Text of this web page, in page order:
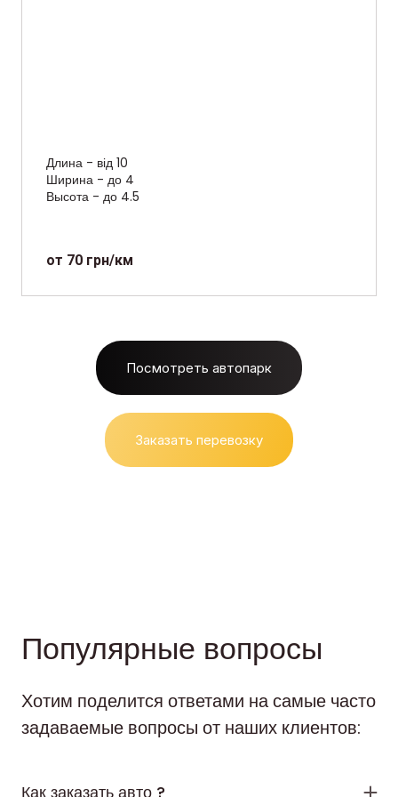
Длина - від 10
Ширина - до 4
Высота - до 4.5
от 70 грн/км
Посмотреть автопарк
Заказать перевозку
Популярные вопросы
Хотим поделится ответами на самые часто
задаваемые вопросы от наших клиентов:
Как заказать авто ?